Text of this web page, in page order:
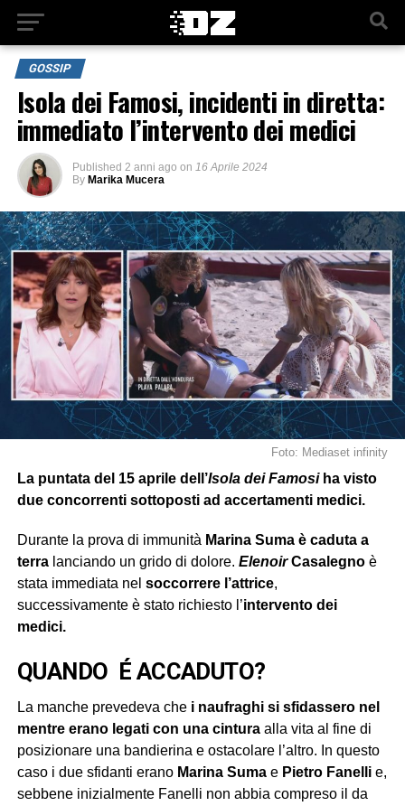
GOSSIP
Isola dei Famosi, incidenti in diretta:
immediato l’intervento dei medici
Published 2 anni ago on 16 Aprile 2024
By Marika Mucera
Foto: Mediaset infinity
La puntata del 15 aprile dell’Isola dei Famosiha visto
due concorrenti sottoposti ad accertamenti medici.
Durante la prova di immunità Marina Suma è caduta a
terralanciando un grido di dolore. Elenoir Casalegnoè
stata immediata nel soccorrere l’attrice,
successivamente è stato richiesto l’intervento dei
medici.
QUANDO É ACCADUTO?
La manche prevedeva chei naufraghi si sfidassero nel
mentre erano legati con una cinturaalla vita al fine di
posizionare una bandierina e ostacolare l’altro. In questo
caso i due sfidanti erano Marina SumaePietro Fanellie,
sebbene inizialmente Fanelli non abbia compreso il da